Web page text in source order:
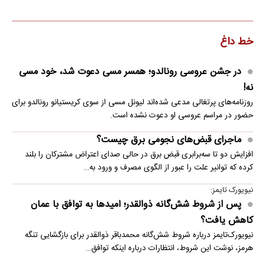
خط داغ
در جشن عروسی رونالدو؛ همسر مسی دعوت شد، خود مسی
نه!
روزنامه‌های پرتغالی مدعی شده‌اند لیونل مسی از سوی کریستیانو رونالدو برای
حضور در مراسم عروسی او دعوت نشده است.
ماجرای قبض‌های نجومی برق چیست؟
افزایش دو تا سه‌برابری قبض برق در حالی صدای اعتراض مشترکان را بلند
کرده که توانیر علت را عبور از الگوی مصرف و ورود به…
نیویورک تایمز:
پس از شروط شش‌گانه ذوالقدر؛ امیدها به توافق با عمان
کاهش یافت؟
نیویورک‌تایمز درباره شروط شش‌گانه محمدباقر ذوالقدر برای بازگشایی تنگه
هرمز، نوشت این شروط، انتظارات درباره اینکه توافق…